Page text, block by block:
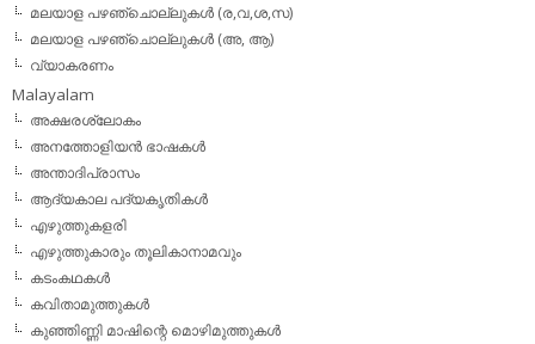
മലയാള പഴഞ്ചൊല്ലുകള്‍ (ര,വ,ശ,സ)
മലയാള പഴഞ്ചൊല്ലുകൾ (അ, ആ)
വ്യാകരണം
Malayalam
അക്ഷരശ്ലോകം
അനത്തോളിയന്‍ ഭാഷകള്‍
അന്താദിപ്രാസം
ആദ്യകാല പദ്യകൃതികള്‍
എഴുത്തുകളരി
എഴുത്തുകാരും തൂലികാനാമവും
കടംകഥകള്‍
കവിതാമുത്തുകള്‍
കുഞ്ഞിണ്ണി മാഷിന്റെ മൊഴിമുത്തുകള്‍